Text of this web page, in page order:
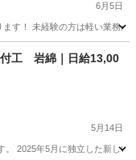
6月5日
ます！ 未経験の方は軽い業務
付工 岩綿｜日給13,00
5月14日
。 2025年5月に独立した新